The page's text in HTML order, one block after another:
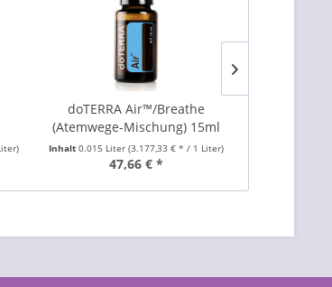
doTERRA Air™/Breathe
(Atemwege-Mischung) 15ml
Inhalt0.015 Liter(3.177,33 € * / 1 Liter)
47,66 € *